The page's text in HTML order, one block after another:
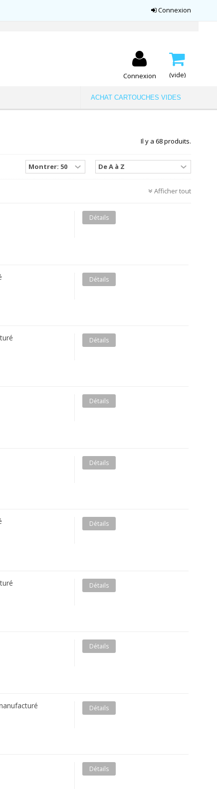
Connexion
(vide)
Connexion
ACHAT CARTOUCHES VIDES
Il y a 68 produits.
Afficher tout
Détails
Détails
Détails
Détails
Détails
Détails
Détails
Détails
Détails
Détails